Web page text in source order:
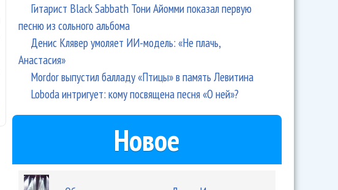
Гитарист Black Sabbath Тони Айомми показал первую
песню из сольного альбома
Денис Клявер умоляет ИИ-модель: «Не плачь,
Анастасия»
Mordor выпустил балладу «Птицы» в память Левитина
Loboda интригует: кому посвящена песня «О ней»?
Новое